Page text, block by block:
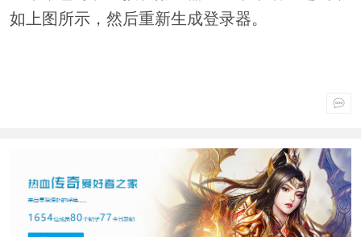
如上图所示，然后重新生成登录器。